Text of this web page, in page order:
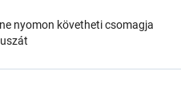
nyomon követheti csomagja